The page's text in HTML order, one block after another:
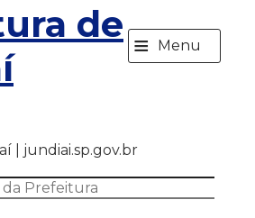
de ≡ Menu
| jundiai.sp.gov.br